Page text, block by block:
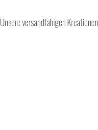
Unsere versandfähigen Kreationen